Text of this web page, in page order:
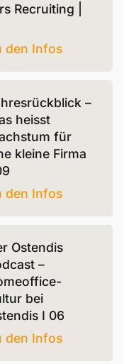
Recruiting |
den Infos
–
heisst
für
kleine Firma
den Infos
Ostendis
–
bei
I 06
den Infos